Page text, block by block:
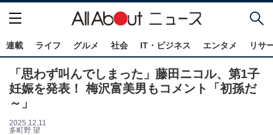
連載 ライフ グルメ 社会 IT・ビジネス エンタメ リサ
「思わず叫んでしまった」藤田ニコル、第1子
妊娠を発表！ 梅沢富美男もコメント「初孫だ
～」
2025.12.11
多町野 望